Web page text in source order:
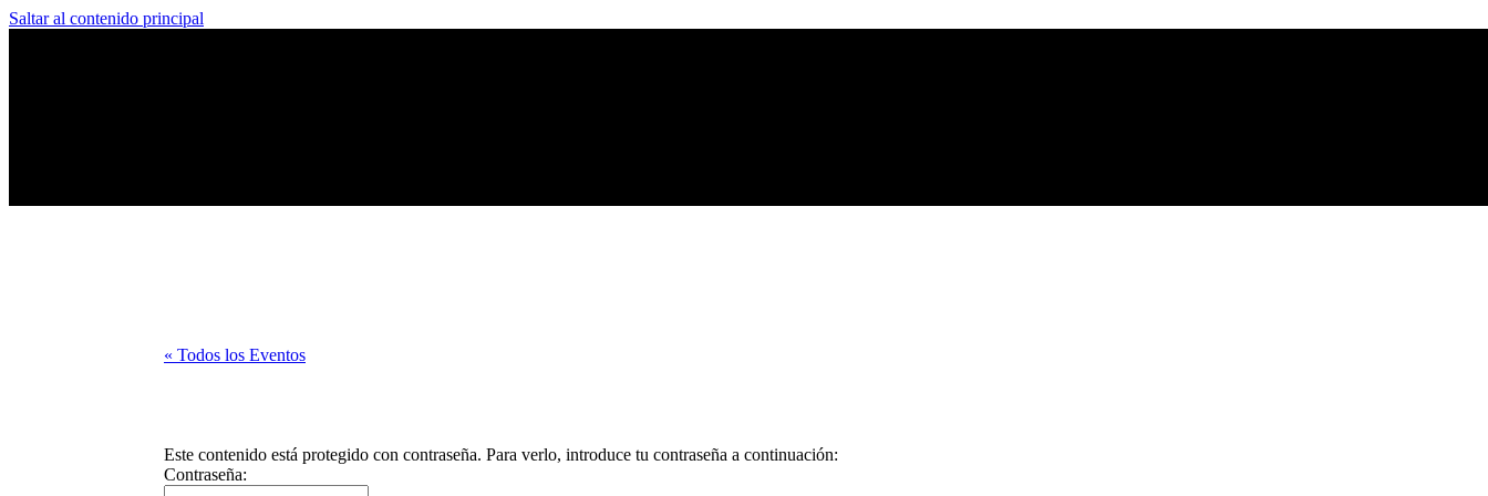
Saltar al contenido principal
« Todos los Eventos
Este contenido está protegido con contraseña. Para verlo, introduce tu contraseña a continuación:
Contraseña: